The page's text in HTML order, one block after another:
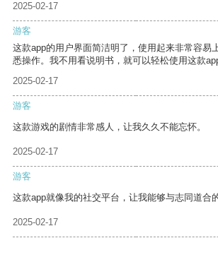
2025-02-17
游客
这款app的用户界面简洁明了，使用起来非常容易
悉操作。我不用看说明书，就可以轻松使用这款app
2025-02-17
游客
这款游戏的剧情非常感人，让我久久不能忘怀。
2025-02-17
游客
这款app就像我的社交平台，让我能够与志同道合
2025-02-17